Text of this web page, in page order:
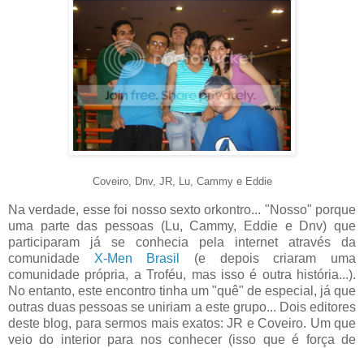
Coveiro, Dnv, JR, Lu, Cammy e Eddie
Na verdade, esse foi nosso sexto orkontro... "Nosso" porque
uma parte das pessoas (Lu, Cammy, Eddie e Dnv) que
participaram já se conhecia pela internet através da
comunidade X-Men Brasil
(e depois criaram uma
comunidade própria, a Troféu, mas isso é outra história...).
No entanto, este encontro tinha um "quê" de especial, já que
outras duas pessoas se uniriam a este grupo... Dois editores
deste blog, para sermos mais exatos: JR e Coveiro. Um que
veio do interior para nos conhecer (isso que é força de